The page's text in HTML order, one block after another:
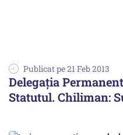
Publicat pe 21 Feb 2013
Delegația
Statutul. Chiliman: